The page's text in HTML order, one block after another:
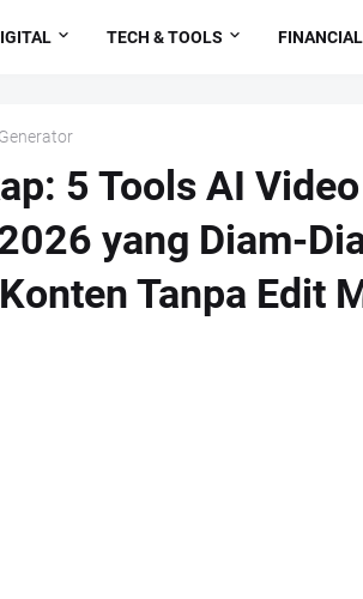
TECH & TOOLS FINANCIAL
5 Tools AI
yang Diam-
Tanpa Edit